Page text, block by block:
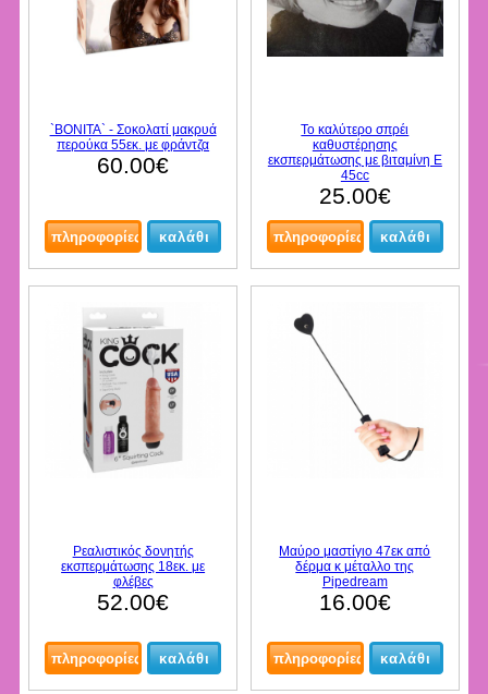
`BONITA` - Σοκολατί μακρυά
περούκα 55εκ. με φράντζα
60.00€
Το καλύτερο σπρέι
καθυστέρησης
εκσπερμάτωσης με βιταμίνη Ε
45cc
25.00€
Ρεαλιστικός δονητής
εκσπερμάτωσης 18εκ. με
φλέβες
52.00€
Μαύρο μαστίγιο 47εκ από
δέρμα κ μέταλλο της
Pipedream
16.00€